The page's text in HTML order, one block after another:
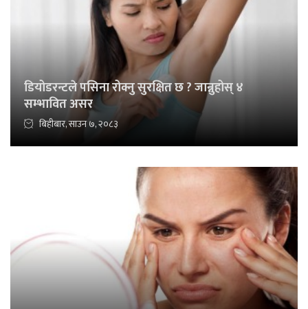
डियोडरन्टले पसिना रोक्नु सुरक्षित छ ? जान्नुहोस् ४
सम्भावित असर
बिहीबार, साउन ७, २०८३